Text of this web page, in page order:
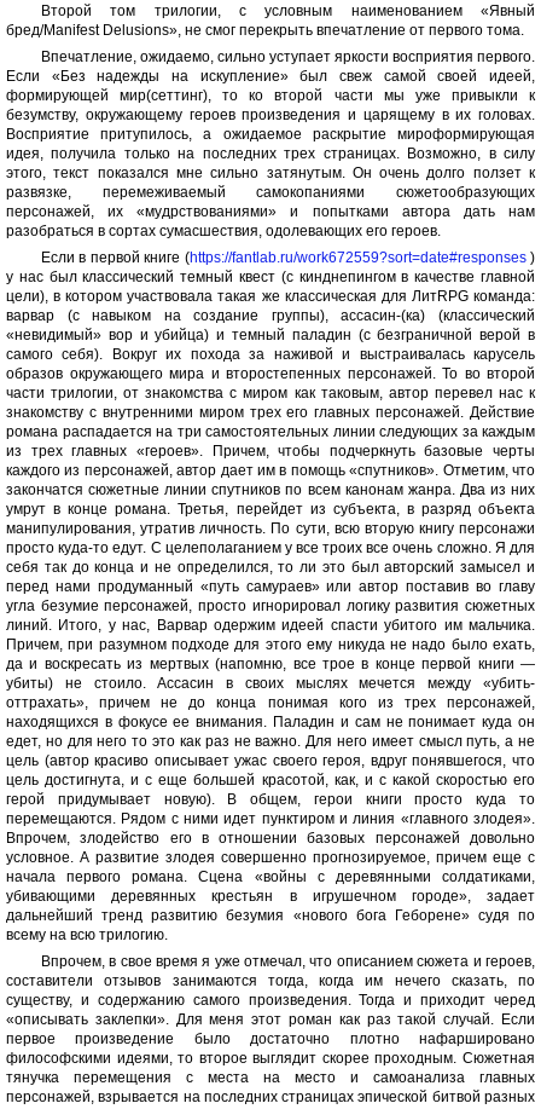
Второй том трилогии, с условным наименованием «Явный
бред/Manifest Delusions», не смог перекрыть впечатление от первого тома.
Впечатление, ожидаемо, сильно уступает яркости восприятия первого.
Если «Без надежды на искупление» был свеж самой своей идеей,
формирующей мир(сеттинг), то ко второй части мы уже привыкли к
безумству, окружающему героев произведения и царящему в их головах.
Восприятие притупилось, а ожидаемое раскрытие мироформирующая
идея, получила только на последних трех страницах. Возможно, в силу
этого, текст показался мне сильно затянутым. Он очень долго ползет к
развязке, перемеживаемый самокопаниями сюжетообразующих
персонажей, их «мудрствованиями» и попытками автора дать нам
разобраться в сортах сумасшествия, одолевающих его героев.
Если в первой книге (https://fantlab.ru/work672559?sort=date#responses)
у нас был классический темный квест (с кинднепингом в качестве главной
цели), в котором участвовала такая же классическая для ЛитRPG команда:
варвар (с навыком на создание группы), ассасин-(ка) (классический
«невидимый» вор и убийца) и темный паладин (с безграничной верой в
самого себя). Вокруг их похода за наживой и выстраивалась карусель
образов окружающего мира и второстепенных персонажей. То во второй
части трилогии, от знакомства с миром как таковым, автор перевел нас к
знакомству с внутренними миром трех его главных персонажей. Действие
романа распадается на три самостоятельных линии следующих за каждым
из трех главных «героев». Причем, чтобы подчеркнуть базовые черты
каждого из персонажей, автор дает им в помощь «спутников». Отметим, что
закончатся сюжетные линии спутников по всем канонам жанра. Два из них
умрут в конце романа. Третья, перейдет из субъекта, в разряд объекта
манипулирования, утратив личность. По сути, всю вторую книгу персонажи
просто куда-то едут. С целеполаганием у все троих все очень сложно. Я для
себя так до конца и не определился, то ли это был авторский замысел и
перед нами продуманный «путь самураев» или автор поставив во главу
угла безумие персонажей, просто игнорировал логику развития сюжетных
линий. Итого, у нас, Варвар одержим идеей спасти убитого им мальчика.
Причем, при разумном подходе для этого ему никуда не надо было ехать,
да и воскресать из мертвых (напомню, все трое в конце первой книги —
убиты) не стоило. Ассасин в своих мыслях мечется между «убить-
оттрахать», причем не до конца понимая кого из трех персонажей,
находящихся в фокусе ее внимания. Паладин и сам не понимает куда он
едет, но для него то это как раз не важно. Для него имеет смысл путь, а не
цель (автор красиво описывает ужас своего героя, вдруг понявшегося, что
цель достигнута, и с еще большей красотой, как, и с какой скоростью его
герой придумывает новую). В общем, герои книги просто куда то
перемещаются. Рядом с ними идет пунктиром и линия «главного злодея».
Впрочем, злодейство его в отношении базовых персонажей довольно
условное. А развитие злодея совершенно прогнозируемое, причем еще с
начала первого романа. Сцена «войны с деревянными солдатиками,
убивающими деревянных крестьян в игрушечном городе», задает
дальнейший тренд развитию безумия «нового бога Геборене» судя по
всему на всю трилогию.
Впрочем, в свое время я уже отмечал, что описанием сюжета и героев,
составители отзывов занимаются тогда, когда им нечего сказать, по
существу, и содержанию самого произведения. Тогда и приходит черед
«описывать заклепки». Для меня этот роман как раз такой случай. Если
первое произведение было достаточно плотно нафаршировано
философскими идеями, то второе выглядит скорее проходным. Сюжетная
тянучка перемещения с места на место и самоанализа главных
персонажей, взрывается на последних страницах эпической битвой разных